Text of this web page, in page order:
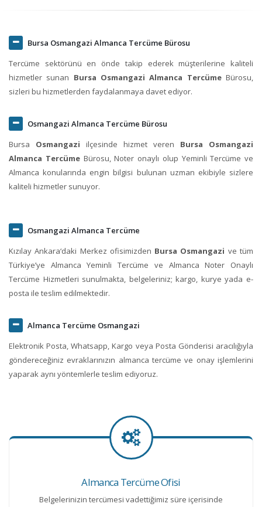
Bursa Osmangazi Almanca Tercüme Bürosu
Tercüme sektörünü en önde takip ederek müşterilerine kaliteli
hizmetler sunan Bursa Osmangazi Almanca TercümeBürosu,
sizleri bu hizmetlerden faydalanmaya davet ediyor.
Osmangazi Almanca Tercüme Bürosu
Bursa Osmangazi ilçesinde hizmet veren Bursa Osmangazi
Almanca TercümeBürosu, Noter onaylı olup Yeminli Tercüme ve
Almanca konularında engin bilgisi bulunan uzman ekibiyle sizlere
kaliteli hizmetler sunuyor.
Osmangazi Almanca Tercüme
Kızılay Ankara‘daki Merkez ofisimizden Bursa Osmangazi ve tüm
Türkiye’ye Almanca Yeminli Tercüme ve Almanca Noter Onaylı
Tercüme Hizmetleri sunulmakta, belgeleriniz; kargo, kurye yada e-
posta ile teslim edilmektedir.
Almanca Tercüme Osmangazi
Elektronik Posta, Whatsapp, Kargo veya Posta Gönderisi aracılığıyla
göndereceğiniz evraklarınızın almanca tercüme ve onay işlemlerini
yaparak aynı yöntemlerle teslim ediyoruz.
Almanca Tercüme Ofisi
Belgelerinizin tercümesi vadettiğimiz süre içerisinde